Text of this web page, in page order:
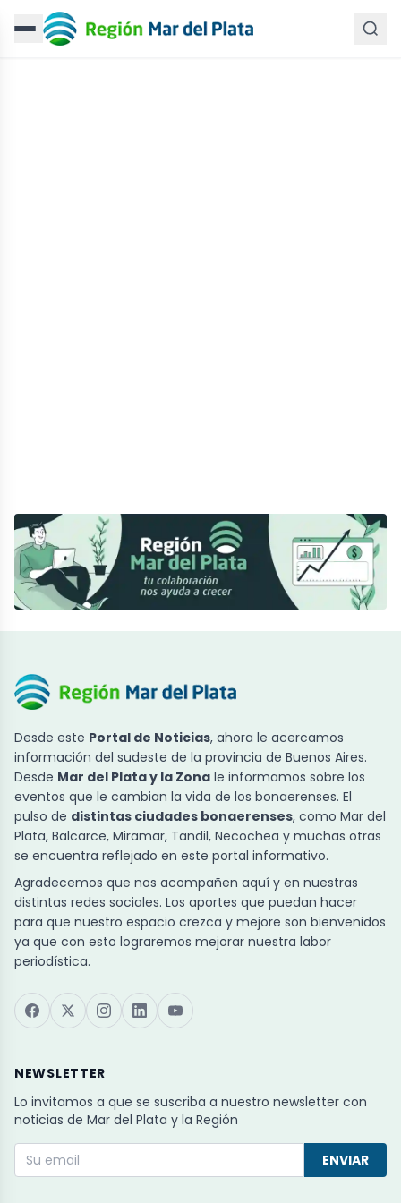
Desde este Portal de Noticias, ahora le acercamos
información del sudeste de la provincia de Buenos Aires.
Desde Mar del Plata y la Zona le informamos sobre los
eventos que le cambian la vida de los bonaerenses. El
pulso de distintas ciudades bonaerenses, como Mar del
Plata, Balcarce, Miramar, Tandil, Necochea y muchas otras
se encuentra reflejado en este portal informativo.
Agradecemos que nos acompañen aquí y en nuestras
distintas redes sociales. Los aportes que puedan hacer
para que nuestro espacio crezca y mejore son bienvenidos
ya que con esto lograremos mejorar nuestra labor
periodística.
NEWSLETTER
Lo invitamos a que se suscriba a nuestro newsletter con
noticias de Mar del Plata y la Región
ENVIAR